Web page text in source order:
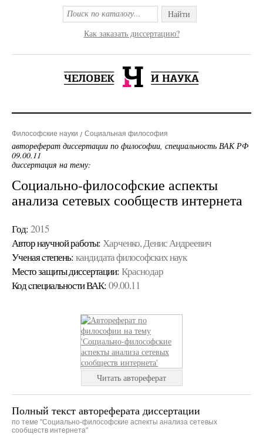
Найти
Как заказать диссертацию?
Философские науки Социальная философия
автореферат диссертации по философии, специальность ВАК РФ
09.00.11
диссертация на тему:
Социально-философские аспекты
анализа сетевых сообществ интернета
Год: 2015
Автор научной работы: Харченко, Денис Андреевич
Ученая cтепень: кандидата философских наук
Место защиты диссертации: Краснодар
Код cпециальности ВАК: 09.00.11
Читать автореферат
Полный текст автореферата диссертации
по теме "Социально-философские аспекты анализа сетевых
сообществ интернета"